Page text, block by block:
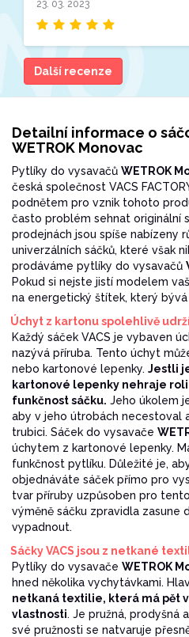
23. 03. 2023
Další recenze
Detailní informace o
WETROK Monovac
Pytlíky do vysavačů WETROK
česká společnost VACS
podnětem pro vznik tohoto
často problém sehnat originální
prodejnách jsou spíše nabízeny
univerzálních sáčků, které však
prodáváme pytlíky do vysavačů
Pokud si nejste jistí modelem
na energetický štítek, který
Úchyt z kartonu spolehlivě
Každý sáček VACS je vybaven
nazývá příruba. Tento úchyt
nebo kartonové lepenky. Jestli
kartonové lepenky nehraje
funkčnost sáčku. Jeho úkolem
aby v jeho útrobách necestoval
trubici. Sáček do vysavače
úchytem z kartonové lepenky.
funkčnost pytlíku. Důležité je,
objednáváte sáček přímo pro
tvar příruby uzpůsoben pro
výměně sáčku zpravidla zasune
vypadnout.
Sáčky VACS jsou z netkané
Pytlíky do vysavače WETROK
hned několika vychytávkami.
netkaná textilie, která má pět
vlastnosti. Je pružná, prodyšná
své pružnosti se natvaruje